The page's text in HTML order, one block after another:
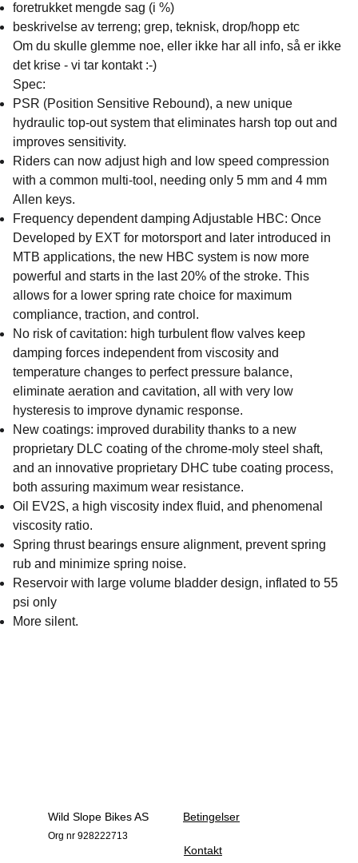
foretrukket mengde sag (i %)
beskrivelse av terreng; grep, teknisk, drop/hopp etc
Om du skulle glemme noe, eller ikke har all info, så er ikke
det krise - vi tar kontakt :-)
Spec:
PSR (Position Sensitive Rebound), a new unique
hydraulic top-out system that eliminates harsh top out and
improves sensitivity.
Riders can now adjust high and low speed compression
with a common multi-tool, needing only 5 mm and 4 mm
Allen keys.
Frequency dependent damping Adjustable HBC: Once
Developed by EXT for motorsport and later introduced in
MTB applications, the new HBC system is now more
powerful and starts in the last 20% of the stroke. This
allows for a lower spring rate choice for maximum
compliance, traction, and control.
No risk of cavitation: high turbulent flow valves keep
damping forces independent from viscosity and
temperature changes to perfect pressure balance,
eliminate aeration and cavitation, all with very low
hysteresis to improve dynamic response.
New coatings: improved durability thanks to a new
proprietary DLC coating of the chrome-moly steel shaft,
and an innovative proprietary DHC tube coating process,
both assuring maximum wear resistance.
Oil EV2S, a high viscosity index fluid, and phenomenal
viscosity ratio.
Spring thrust bearings ensure alignment, prevent spring
rub and minimize spring noise.
Reservoir with large volume bladder design, inflated to 55
psi only
More silent.
Wild Slope Bikes AS
Org nr 928222713
Kontakt
Betingelser